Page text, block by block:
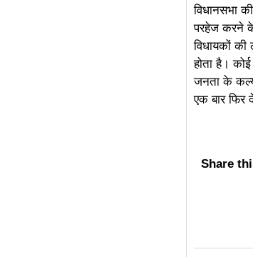
विधानसभा
परहेज करने के
विधायकों की
होता है।
जनता के
एक बार
Share